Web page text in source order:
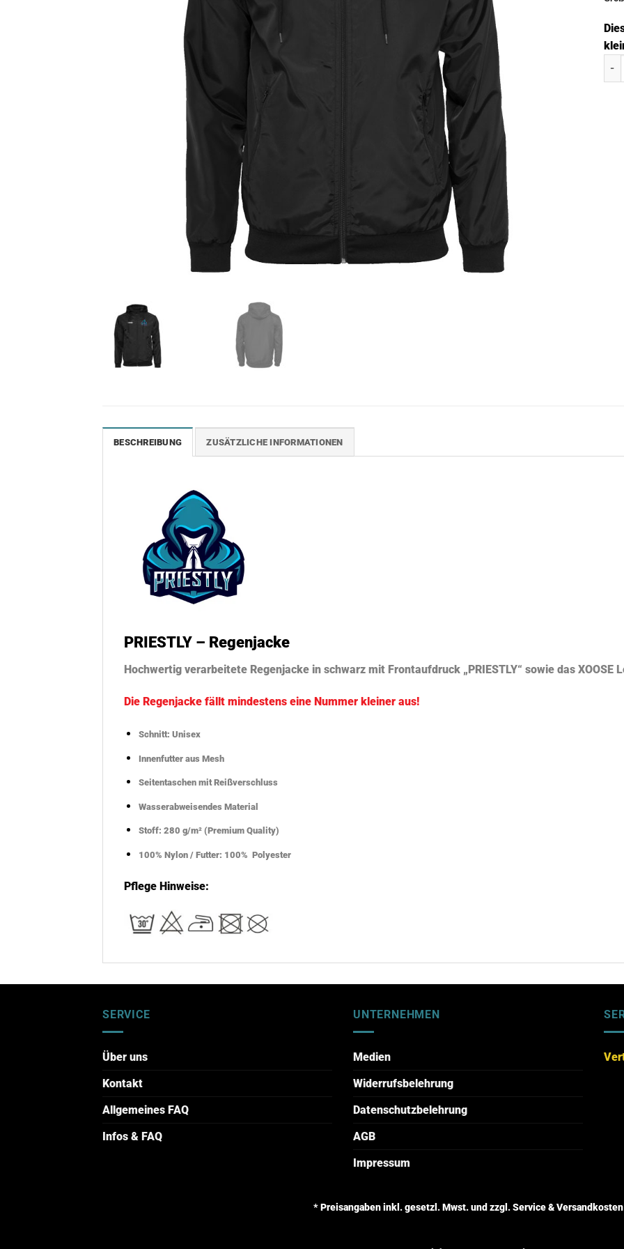
BESCHREIBUNG ZUSÄTZLICHE INFORMATIONEN
PRIESTLY – Regenjacke
Hochwertig verarbeitete Regenjacke in schwarz mit Frontaufdruck „PRIESTLY“ sowie das XOOSE
Die Regenjacke fällt mindestens eine Nummer kleiner aus!
Schnitt: Unisex
Innenfutter aus Mesh
Seitentaschen mit Reißverschluss
Wasserabweisendes Material
Stoff: 280 g/m² (Premium Quality)
100% Nylon / Futter: 100% Polyester
Pflege Hinweise:
SERVICE
Über uns
Kontakt
Allgemeines FAQ
Infos & FAQ
UNTERNEHMEN
Medien
Widerrufsbelehrung
Datenschutzbelehrung
AGB
Impressum
* Preisangaben inkl. gesetzl. Mwst. und zzgl. Service & Versandkosten